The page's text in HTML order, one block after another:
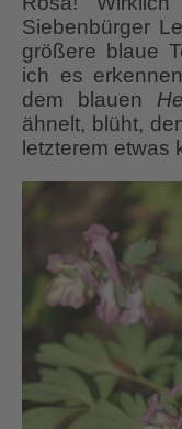
Siebenbürger
größere blaue
ich es
dem blauen
ähnelt, blüht,
letzterem etwas